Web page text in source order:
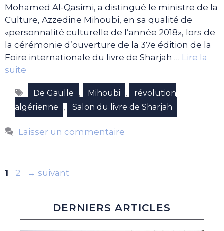
Mohamed Al-Qasimi, a distingué le ministre de la
Culture, Azzedine Mihoubi, en sa qualité de
«personnalité culturelle de l’année 2018», lors de
la cérémonie d’ouverture de la 37e édition de la
Foire internationale du livre de Sharjah … Lire la
suite
Étiquettes
De Gaulle , Mihoubi ,
révolution
algérienne
, Salon du livre de Sharjah
Laisser un commentaire
Page
1 Page
2 → suivant
DERNIERS ARTICLES